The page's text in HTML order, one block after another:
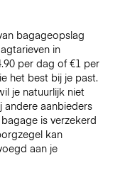
bagageopslag
in
per dag of €1 per
het best bij je past.
je natuurlijk niet
andere aanbieders
is verzekerd
kan
aan je